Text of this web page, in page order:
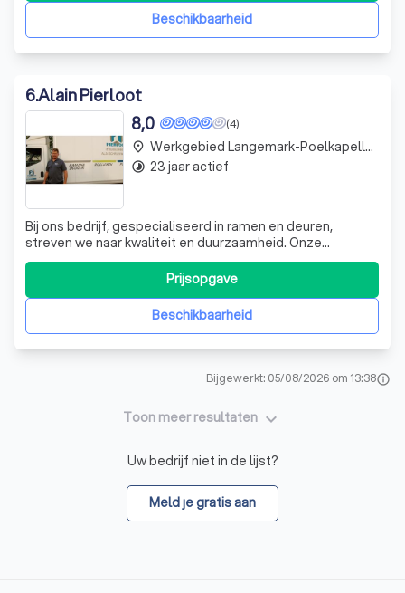
trots op onze NVM-aansluiting, die onze kla
Beschikbaarheid
6.Alain Pierloot
(4)
8,0
Bij ons bedrijf, gespecialiseerd in ramen en deuren,
streven we naar kwaliteit en duurzaamheid. Onze
aluminium ramen en deuren zijn superisolerend, wat
energiebesparend is, en zeer duurzaam. Ze zijn
onderhoudsvriendelijk en uitgerust met inbraakwerend
beslag. Bovendien bieden we een grote diversitei
Beschikbaarheid
Prijsopgave
place Werkgebied Langemark-Poelkapelle Bikschote
timelapse 23 jaar actief
Bijgewerkt: 05/08/2026 om 13:38info
Toon meer resultaten keyboard_arrow_down
Uw bedrijf niet in de lijst?
Meld je gratis aan